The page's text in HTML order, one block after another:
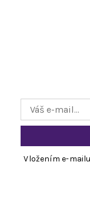
Vložením e-